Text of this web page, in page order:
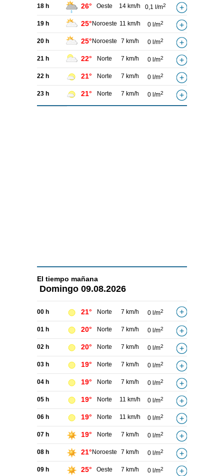
18 h 26° Oeste 14 km/h 0,1 l/m2
19 h 25° Noroeste 11 km/h 0 l/m2
20 h 25° Noroeste 7 km/h 0 l/m2
21 h 22° Norte 7 km/h 0 l/m2
22 h 21° Norte 7 km/h 0 l/m2
23 h 21° Norte 7 km/h 0 l/m2
El tiempo mañana
Domingo 09.08.2026
00 h 21° Norte 7 km/h 0 l/m2
01 h 20° Norte 7 km/h 0 l/m2
02 h 20° Norte 7 km/h 0 l/m2
03 h 19° Norte 7 km/h 0 l/m2
04 h 19° Norte 7 km/h 0 l/m2
05 h 19° Norte 11 km/h 0 l/m2
06 h 19° Norte 11 km/h 0 l/m2
07 h 19° Norte 7 km/h 0 l/m2
08 h 21° Noroeste 7 km/h 0 l/m2
09 h 25° Oeste 7 km/h 0 l/m2